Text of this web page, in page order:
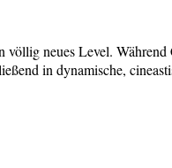
neues Level. Während
in dynamische,